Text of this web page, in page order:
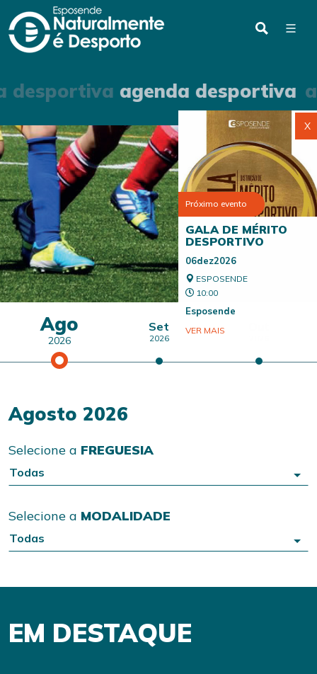
X
Próximo evento
GALA DE MÉRITO
DESPORTIVO
06dez2026
ESPOSENDE
10:00
Esposende
VER MAIS
desportiva agenda desportiva
Ago
2026
Set
2026
Agosto 2026
Selecione a FREGUESIA
Todas
Selecione a MODALIDADE
Todas
EM DESTAQUE